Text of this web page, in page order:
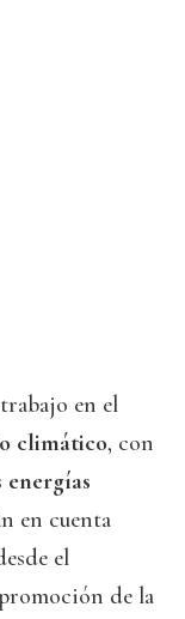
en el
climático, con
energías
en cuenta
el
de la